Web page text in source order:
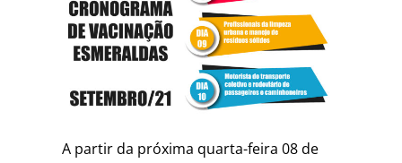
A partir da próxima quarta-feira 08 de